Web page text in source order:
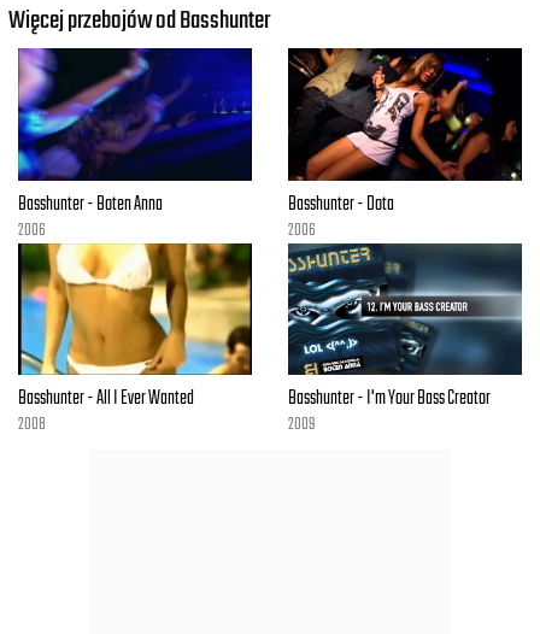
Więcej przebojów od Basshunter
Basshunter - Boten Anna
2006
Basshunter - Dota
2006
Basshunter - All I Ever Wanted
2008
Basshunter - I'm Your Bass Creator
2009